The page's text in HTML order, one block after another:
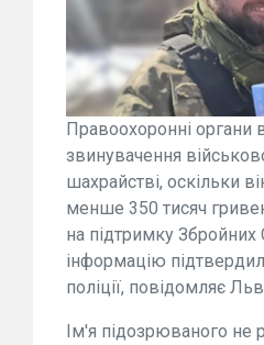
Правоохоронні органи
звинувачення
шахрайстві, оскільки
менше 350 тисяч
на підтримку
інформацію
поліції, повідомляє
Ім'я підозрюваного не